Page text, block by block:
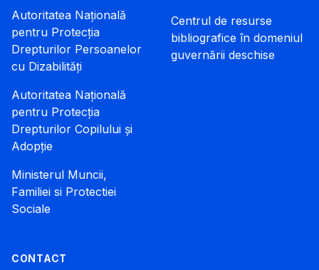
Autoritatea Națională
pentru Protecția
Drepturilor Persoanelor
cu Dizabilități
Autoritatea Națională
pentru Protecția
Drepturilor Copilului și
Adopție
Ministerul Muncii,
Familiei si Protectiei
Sociale
Centrul de resurse
bibliografice în domeniul
guvernării deschise
CONTACT